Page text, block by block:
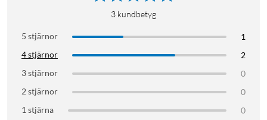
Philips Hue-app: iOS 15 och senare, Android 10.0 och senare
Bridge), Google Assistant, Microsoft Cortana (via Hue Bridge)
3 kundbetyg
5 stjärnor
1
4 stjärnor
2
3 stjärnor
0
2 stjärnor
0
1 stjärna
0